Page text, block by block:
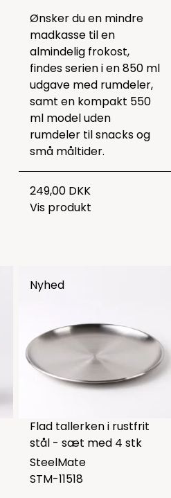
Ønsker du en mindre
madkasse til en
almindelig frokost,
findes serien i en 850 ml
udgave med rumdeler,
samt en kompakt 550
ml model uden
rumdeler til snacks og
små måltider.
249,00 DKK
Vis produkt
Nyhed
Flad tallerken i rustfrit
stål - sæt med 4 stk
SteelMate
STM-11518